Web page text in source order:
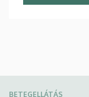
Fesztiválon. A
Egyetem
Központban.
BETEGELLÁTÁS